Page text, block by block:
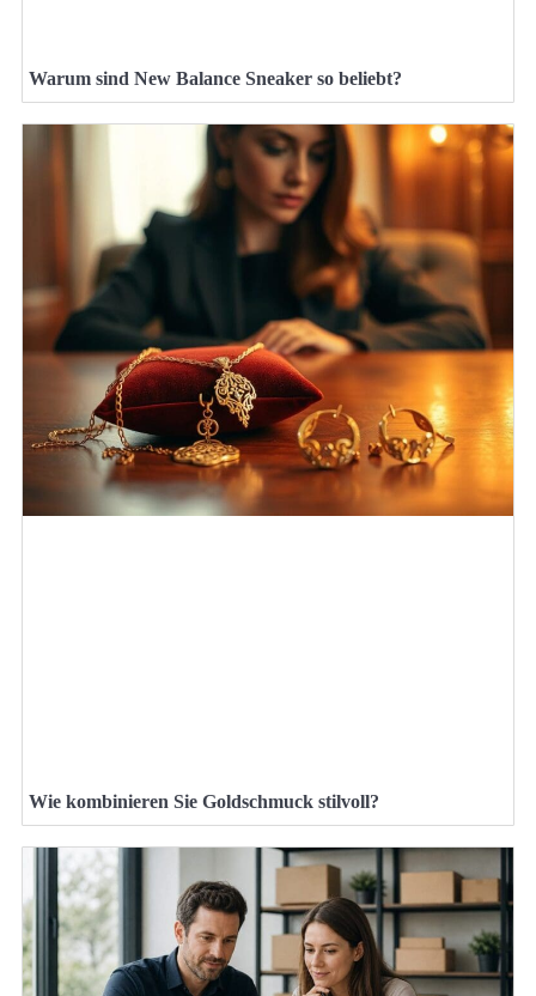
Warum sind New Balance Sneaker so beliebt?
Wie kombinieren Sie Goldschmuck stilvoll?